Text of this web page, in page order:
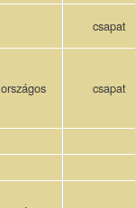
csapat
országos csapat